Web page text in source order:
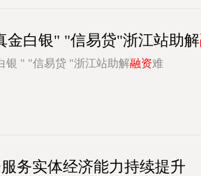
金白银" "信易贷"浙江站助解
银 " "信易贷 "浙江站助解融资难
服务实体经济能力持续提升